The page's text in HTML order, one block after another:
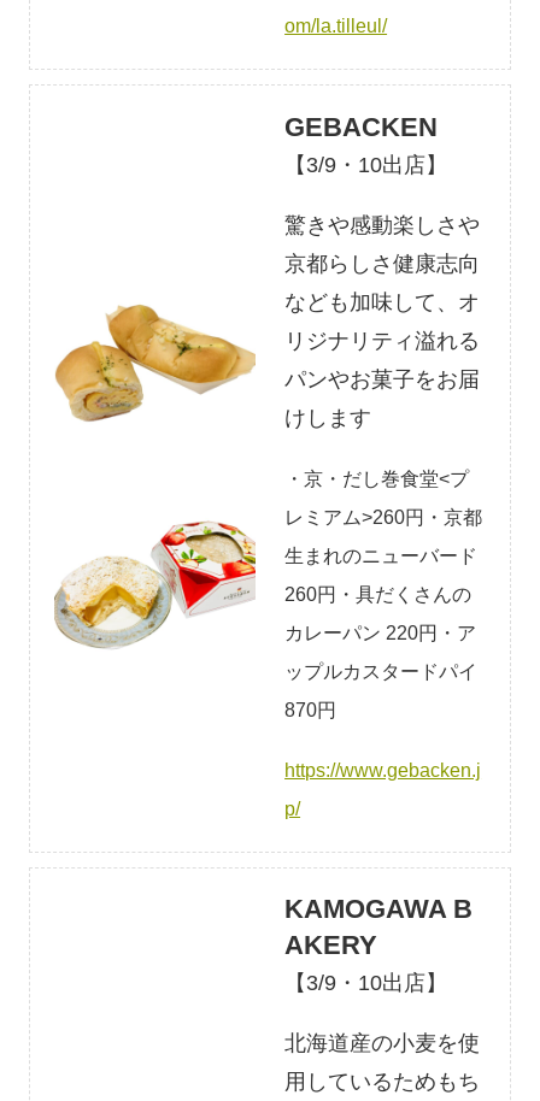
om/la.tilleul/
GEBACKEN
【3/9・10出店】
驚きや感動楽しさや
京都らしさ健康志向
なども加味して、オ
リジナリティ溢れる
パンやお菓子をお届
けします
・京・だし巻食堂<プ
レミアム>260円・京都
生まれのニューバード
260円・具だくさんの
カレーパン 220円・ア
ップルカスタードパイ
870円
https://www.gebacken.j
p/
KAMOGAWA B
AKERY
【3/9・10出店】
北海道産の小麦を使
用しているためもち